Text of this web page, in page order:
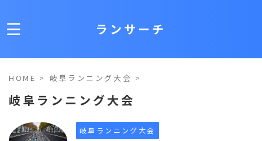
ランサーチ
HOME > 岐阜ランニング大会 >
岐阜ランニング大会
岐阜ランニング大会